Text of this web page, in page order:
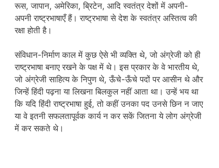
रूस, जापान, अमेरिका, ब्रिटेन, आदि स्वतंत्र देशों में अपनी-
अपनी राष्ट्रभाषाएँ हैं। राष्ट्रभाषा से देश के स्वतंत्र अस्तित्व की
रक्षा होती है।
संविधान-निर्माण काल में कुछ ऐसे भी व्यक्ति थे, जो अंग्रेजी को ही
राष्ट्रभाषा बनाए रखने के पक्ष में थे। इस प्रकार के वे भारतीय थे,
जो अंग्रेजी साहित्य के निपुण थे, ऊँचे-ऊँचे पदों पर आसीन थे और
जिन्हें हिंदी पढ़ना या लिखना बिलकुल नहीं आता था। उन्हें भय था
कि यदि हिंदी राष्ट्रभाषा हुई, तो कहीं उनका पद उनसे छिन न जाए
या वे इतनी सफलतापूर्वक कार्य न कर सकें जितना ये लोग अंग्रेजी
में कर सकते थे।